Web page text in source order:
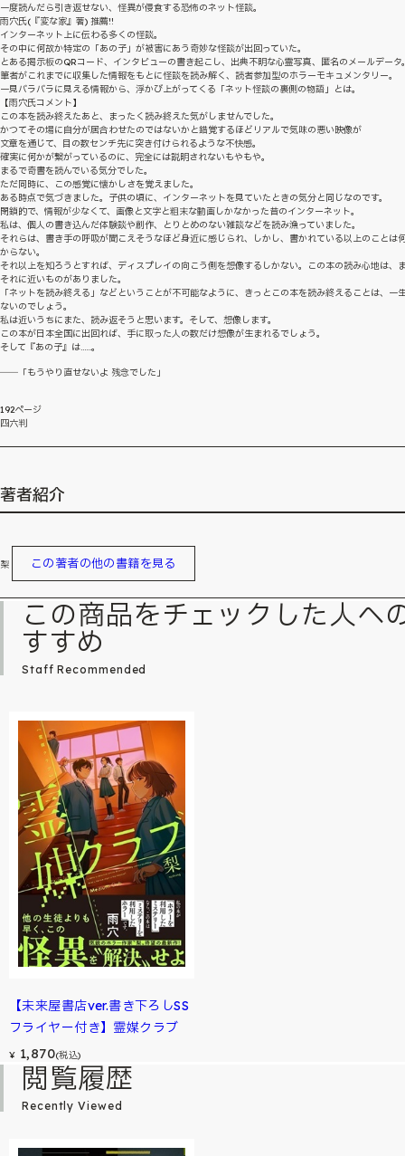
一度読んだら引き返せない、怪異が侵食する恐怖のネット怪談。
雨穴氏(『変な家』著) 推薦!!
インターネット上に伝わる多くの怪談。
その中に何故か特定の「あの子」が被害にあう奇妙な怪談が出回っていた。
とある掲示板のQRコード、インタビューの書き起こし、出典不明な心霊写真、匿名のメールデータ
筆者がこれまでに収集した情報をもとに怪談を読み解く、読者参加型のホラーモキュメンタリー。
一見バラバラに見える情報から、浮かび上がってくる「ネット怪談の裏側の物語」とは。
【雨穴氏コメント】
この本を読み終えたあと、まったく読み終えた気がしませんでした。
かつてその場に自分が居合わせたのではないかと錯覚するほどリアルで気味の悪い映像が
文章を通じて、目の数センチ先に突き付けられるような不快感。
確実に何かが繋がっているのに、完全には説明されないもやもや。
まるで奇書を読んでいる気分でした。
ただ同時に、この感覚に懐かしさを覚えました。
ある時点で気づきました。子供の頃に、インターネットを見ていたときの気分と同じなのです。
閉鎖的で、情報が少なくて、画像と文字と粗末な動画しかなかった昔のインターネット。
私は、個人の書き込んだ体験談や創作、とりとめのない雑談などを読み漁っていました。
それらは、書き手の呼吸が聞こえそうなほど身近に感じられ、しかし、書かれている以上のことは
からない。
それ以上を知ろうとすれば、ディスプレイの向こう側を想像するしかない。この本の読み心地は、
それに近いものがありました。
「ネットを読み終える」などということが不可能なように、きっとこの本を読み終えることは、一
ないのでしょう。
私は近いうちにまた、読み返そうと思います。そして、想像します。
この本が日本全国に出回れば、手に取った人の数だけ想像が生まれるでしょう。
そして『あの子』は……。
――「もうやり直せないよ 残念でした」
192ページ
四六判
著者紹介
梨 この著者の他の書籍を見る
この商品をチェックした人へ
すすめ
Staff Recommended
【未来屋書店ver.書き下ろしSS
フライヤー付き】霊媒クラブ
¥ 1,870(税込)
閲覧履歴
Recently Viewed